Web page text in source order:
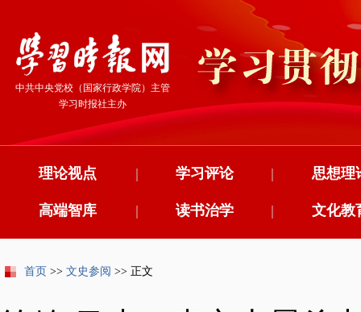
中共中央党校（国家行政学院）主管
学习时报社主办
理论视点 学习评论
| 思想理
|
高端智库 读书治学
| 文化教
|
首页 >> 文史参阅 >> 正文